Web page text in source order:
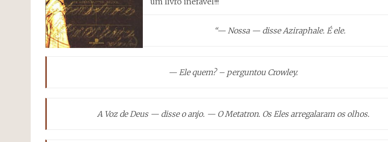
“— Nossa — disse Aziraphale. É ele.
— Ele quem? – perguntou Crowley.
A Voz de Deus — disse o anjo. — O Metatron. Os Eles arregalaram os olhos.